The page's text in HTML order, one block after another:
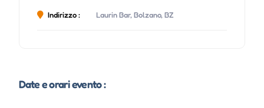
Indirizzo : Laurin Bar, Bolzano, BZ
Date e orari evento :